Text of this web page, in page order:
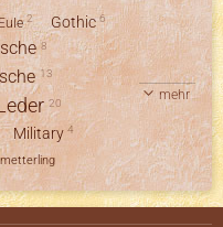
Eule 2 Gothic 6
8
13
20
Military 4
Shopper
10
mehr